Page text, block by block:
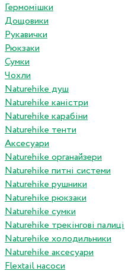
Гермомішки
Дощовики
Рукавички
Рюкзаки
Сумки
Чохли
Naturehike душ
Naturehike каністри
Naturehike карабіни
Naturehike тенти
Аксесуари
Naturehike органайзери
Naturehike питні системи
Naturehike рушники
Naturehike рюкзаки
Naturehike сумки
Naturehike трекінгові палиці
Naturehike холодильники
Naturehike аксесуари
Flextail насоси